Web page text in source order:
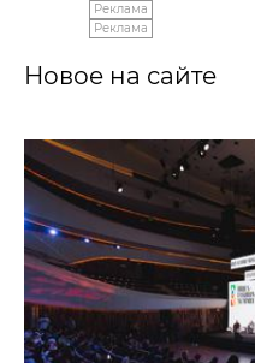
Реклама
Реклама
Новое на сайте